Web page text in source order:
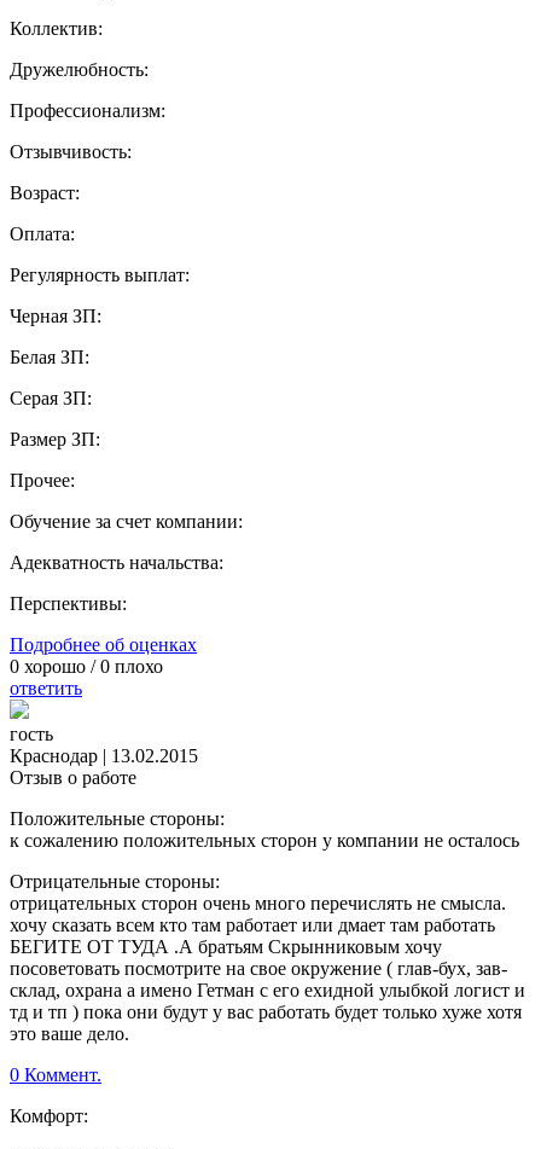
Коллектив:
Дружелюбность:
Профессионализм:
Отзывчивость:
Возраст:
Оплата:
Регулярность выплат:
Черная ЗП:
Белая ЗП:
Серая ЗП:
Размер ЗП:
Прочее:
Обучение за счет компании:
Адекватность начальства:
Перспективы:
Подробнее об оценках
0 хорошо /0 плохо
ответить
гость
Краснодар | 13.02.2015
Отзыв о работе
Положительные стороны:
к сожалению положительных сторон у компании не осталось
Отрицательные стороны:
отрицательных сторон очень много перечислять не смысла.
хочу сказать всем кто там работает или дмает там работать
БЕГИТЕ ОТ ТУДА .А братьям Скрынниковым хочу
посоветовать посмотрите на свое окружение ( глав-бух, зав-
склад, охрана а имено Гетман с его ехидной улыбкой логист и
тд и тп ) пока они будут у вас работать будет только хуже хотя
это ваше дело.
0 Коммент.
Комфорт: